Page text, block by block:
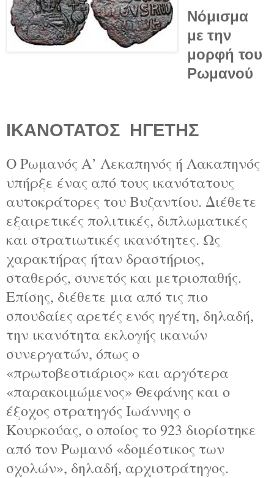
Νόμισμα
με την
μορφή του
Ρωμανού
ΙΚΑΝΟΤΑΤΟΣ ΗΓΕΤΗΣ
Ο Ρωμανός Α’ Λεκαπηνός ή Λακαπηνός
υπήρξε ένας από τους ικανότατους
αυτοκράτορες του Βυζαντίου. Διέθετε
εξαιρετικές πολιτικές, διπλωματικές
και στρατιωτικές ικανότητες. Ως
χαρακτήρας ήταν δραστήριος,
σταθερός, συνετός και μετριοπαθής.
Επίσης, διέθετε μια από τις πιο
σπουδαίες αρετές ενός ηγέτη, δηλαδή,
την ικανότητα εκλογής ικανών
συνεργατών, όπως ο
«πρωτοβεστιάριος» και αργότερα
«παρακοιμώμενος» Θεφάνης και ο
έξοχος στρατηγός Ιωάννης ο
Κουρκούας, ο οποίος το 923 διορίστηκε
από τον Ρωμανό «δομέστικος των
σχολών», δηλαδή, αρχιστράτηγος.